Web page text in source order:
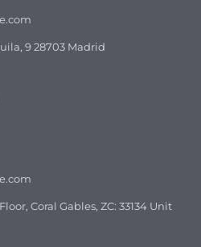
9 28703 Madrid
Coral Gables, ZC: 33134 Unit